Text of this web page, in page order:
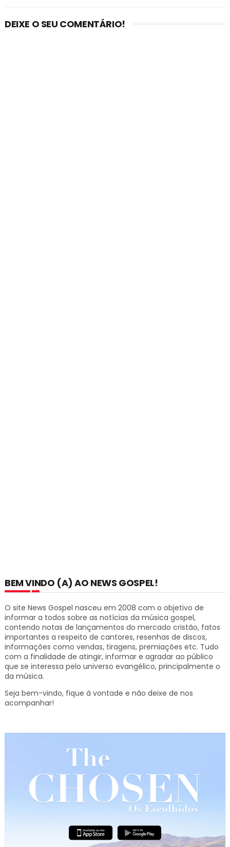
DEIXE O SEU COMENTÁRIO!
BEM VINDO (A) AO NEWS GOSPEL!
O site News Gospel nasceu em 2008 com o objetivo de
informar a todos sobre as notícias da música gospel,
contendo notas de lançamentos do mercado cristão, fatos
importantes a respeito de cantores, resenhas de discos,
informações como vendas, tiragens, premiações etc. Tudo
com a finalidade de atingir, informar e agradar ao público
que se interessa pelo universo evangélico, principalmente o
da música.
Seja bem-vindo, fique à vontade e não deixe de nos
acompanhar!